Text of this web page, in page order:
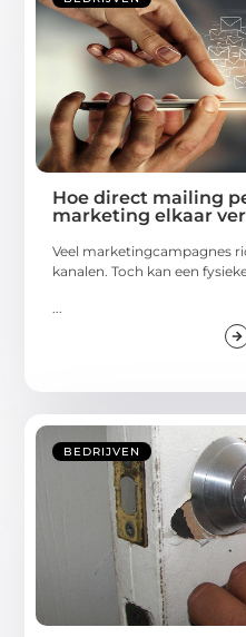
Hoe direct mailing
marketing elkaar
Veel marketingcampagnes
kanalen. Toch kan een
BEDRIJVEN